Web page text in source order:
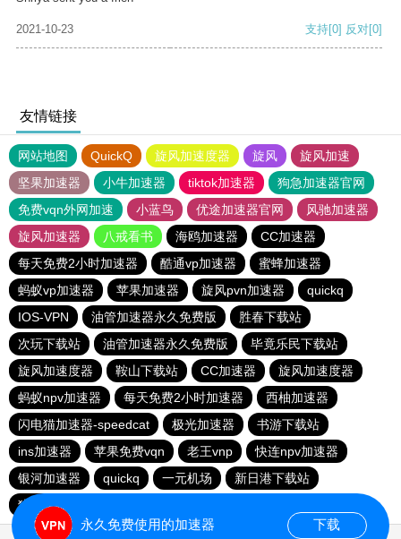
2021-10-23 支持[0] 反对[0]
友情链接
网站地图 QuickQ 旋风加速度器 旋风
旋风加速
坚果加速器
小牛加速器 tiktok加速器
狗急加速器官网
免费vqn外网加速
小蓝鸟 优途加速器官网
风驰加速器
旋风加速器
八戒看书 海鸥加速器
CC加速器
每天免费2小时加速器
酷通vp加速器
蜜蜂加速器
蚂蚁vp加速器
苹果加速器 旋风pvn加速器
quickq
IOS-VPN
油管加速器永久免费版
胜春下载站
次玩下载站
油管加速器永久免费版
毕竟乐民下载站
旋风加速度器
鞍山下载站 CC加速器
旋风加速度器
蚂蚁npv加速器
每天免费2小时加速器
西柚加速器
闪电猫加速器-speedcat
极光加速器
书游下载站
ins加速器
苹果免费vqn 老王vnp
快连npv加速器
银河加速器
quickq 一元机场
新日港下载站
猎豹加速器
永久免费使用的加速器 下载